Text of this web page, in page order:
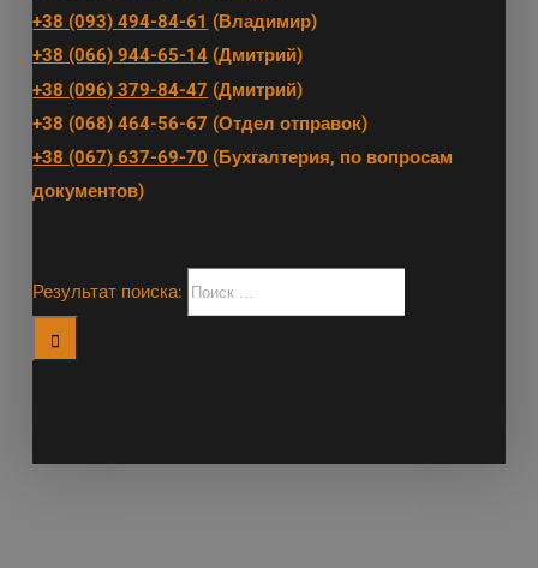
+38 (093) 494-84-61 (Владимир)
+38 (066) 944-65-14 (Дмитрий)
+38 (096) 379-84-47 (Дмитрий)
+38 (068) 464-56-67 (Отдел отправок)
+38 (067) 637-69-70 (Бухгалтерия, по вопросам
документов)
Результат поиска: